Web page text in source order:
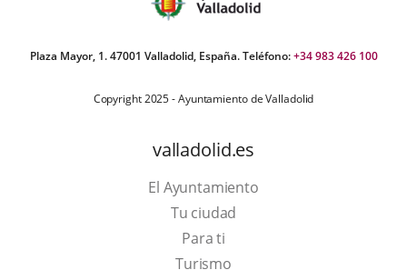
Plaza Mayor, 1. 47001 Valladolid, España. Teléfono:+34 983 426 100
Copyright 2025 - Ayuntamiento de Valladolid
valladolid.es
El Ayuntamiento
Tu ciudad
Para ti
TurismoThis